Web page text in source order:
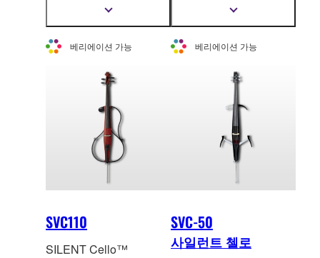
도 간편합니다. 이 첼로
는 홈 레코딩부터 무대까
지 어떤 상황에서도 뛰어
더
자
한
보
보
베리에이션 가능
면서도 SILENT Cello™
의 정숙성을 유지합니다.
더
자
한
보
기
베리에이션 가능
SVC110
SILENT Cello™
SVC-50
사일런트 첼로